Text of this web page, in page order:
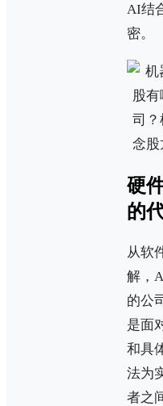
AI结
密。
硬
的
从软
解，
的公
是面
和具
法为
者之